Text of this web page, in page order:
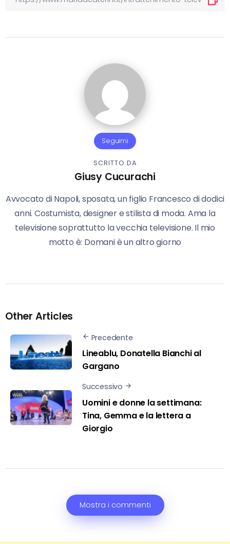
Seguimi
SCRITTO DA
Giusy Cucurachi
Avvocato di Napoli, sposata, un figlio Francesco di dodici
anni. Costumista, designer e stilista di moda. Ama la
televisione soprattutto la vecchia televisione. Il mio
motto è: Domani è un altro giorno
Other Articles
Precedente
Lineablu, Donatella Bianchi al
Gargano
Successivo
Uomini e donne la settimana:
Tina, Gemma e la lettera a
Giorgio
Mostra i commenti